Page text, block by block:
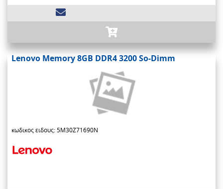
Lenovo Memory 8GB DDR4 3200 So-Dimm
κωδικος ειδους: 5M30Z71690N